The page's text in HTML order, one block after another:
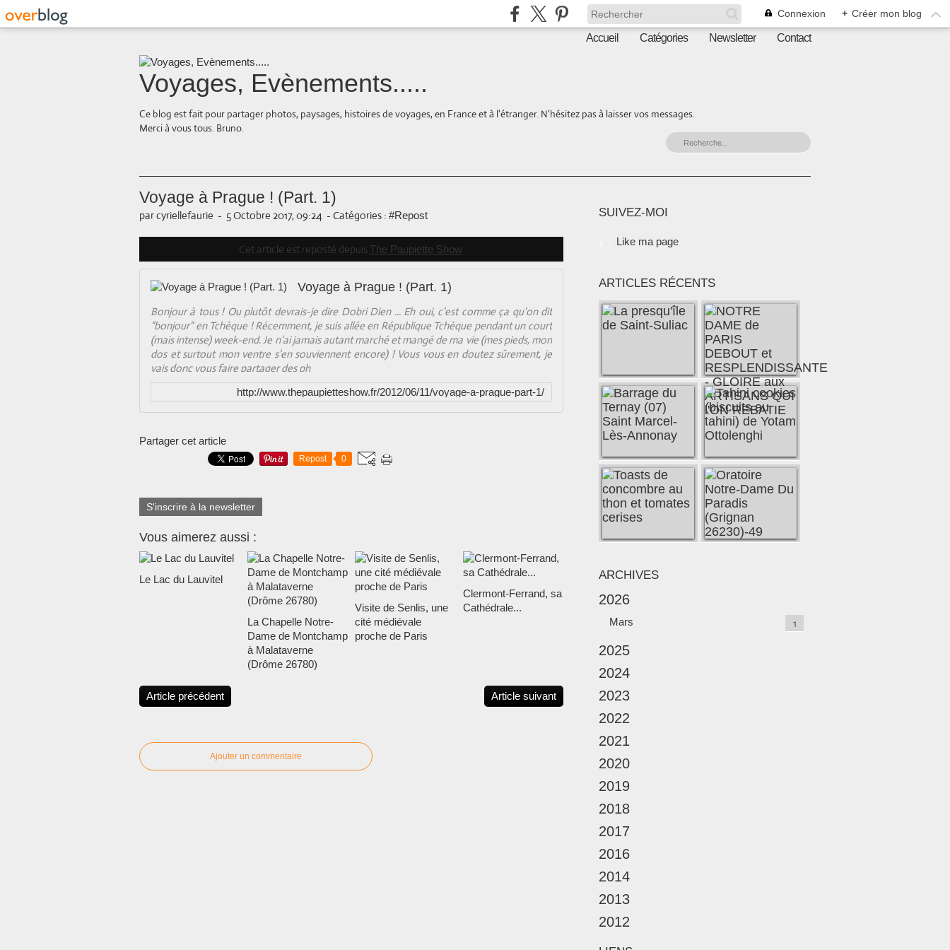
Connexion + Créer mon blog
Accueil Catégories Newsletter Contact
Voyages, Evènements.....
Ce blog est fait pour partager photos, paysages, histoires de voyages, en France et à l'étranger. N'hésitez pas à laisser vos messages.
Merci à vous tous. Bruno.
Voyage à Prague ! (Part. 1)
par cyriellefaurie - 5 Octobre 2017, 09:24 - Catégories : #Repost
Cet article est reposté depuis The Paupiette Show.
Voyage à Prague ! (Part. 1)
Bonjour à tous ! Ou plutôt devrais-je dire Dobri Dien ... Eh oui, c'est comme ça qu'on dit
"bonjour" en Tchèque ! Récemment, je suis allée en République Tchèque pendant un court
(mais intense) week-end. Je n'ai jamais autant marché et mangé de ma vie (mes pieds, mon
dos et surtout mon ventre s'en souviennent encore) ! Vous vous en doutez sûrement, je
vais donc vous faire partager des ph
http://www.thepaupietteshow.fr/2012/06/11/voyage-a-prague-part-1/
Partager cet article
Repost 0
S'inscrire à la newsletter
Vous aimerez aussi :
Le Lac du Lauvitel
La Chapelle Notre-
Dame de Montchamp
à Malataverne
(Drôme 26780)
Visite de Senlis, une
cité médiévale
proche de Paris
Clermont-Ferrand, sa
Cathédrale...
Article précédent Article suivant
Ajouter un commentaire
SUIVEZ-MOI
Like ma page
ARTICLES RÉCENTS
ARCHIVES
2026
Mars 1
2025
2024
2023
2022
2021
2020
2019
2018
2017
2016
2014
2013
2012